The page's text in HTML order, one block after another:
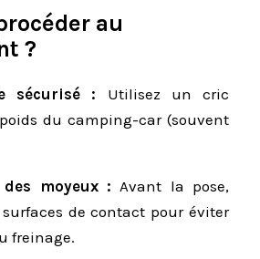
au
?
sécurisé : Utilisez un cric
du camping-car (souvent
des moyeux : Avant la pose,
surfaces de contact pour éviter
freinage.